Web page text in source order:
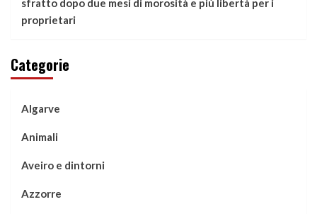
sfratto dopo due mesi di morosità e più libertà per i
proprietari
Categorie
Algarve
Animali
Aveiro e dintorni
Azzorre